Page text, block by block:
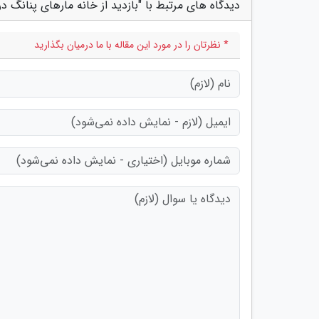
دیدگاه های مرتبط با "بازدید از خانه مارهای پنانگ
* نظرتان را در مورد این مقاله با ما درمیان بگذارید